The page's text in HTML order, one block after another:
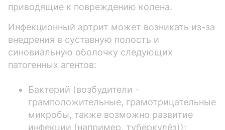
приводящие к повреждению колена.
Инфекционный артрит может возникать из-за
внедрения в суставную полость и
синовиальную оболочку следующих
патогенных агентов:
Бактерий (возбудители -
грамположительные, грамотрицательные
микробы, также возможно развитие
инфекции (например, туберкулёз));